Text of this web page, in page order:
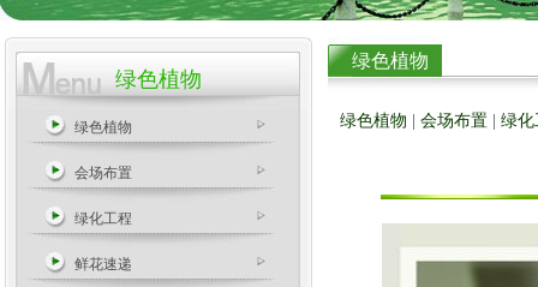
绿色植物
绿色植物
会场布置
绿化工程
鲜花速递
绿色植物
绿色植物 会场布置 绿化